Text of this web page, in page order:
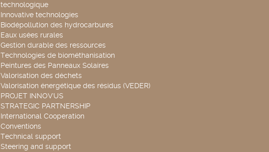
technologique
Innovative technologies
Biodépollution des hydrocarbures
Eaux usées rurales
Gestion durable des ressources
Technologies de biométhanisation
Peintures des Panneaux Solaires
Valorisation des déchets
Valorisation énergétique des résidus (VEDER)
PROJET INNOV'US
STRATEGIC PARTNERSHIP
International Cooperation
Conventions
Technical support
Steering and support